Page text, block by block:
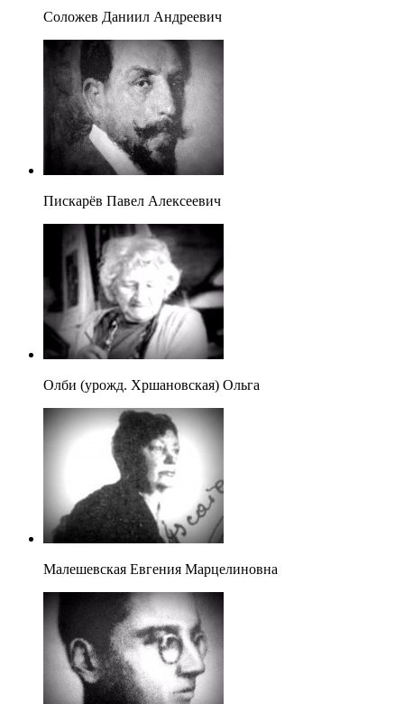
Соложев Даниил Андреевич
Пискарёв Павел Алексеевич
Олби (урожд. Хршановская) Ольга
Малешевская Евгения Марцелиновна